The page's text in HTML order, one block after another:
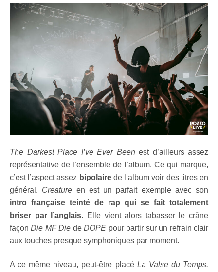
The Darkest Place I’ve Ever Beenest d’ailleurs assez
représentative de l’ensemble de l’album. Ce qui marque,
c’est l’aspect assez bipolairede l’album voir des titres en
général. Creature en est un parfait exemple avec son
intro française teinté de rap qui se fait totalement
briser par l’anglais. Elle vient alors tabasser le crâne
façonDie MF Die deDOPE pour partir sur un refrain clair
aux touches presque symphoniques par moment.
A ce même niveau, peut-être placé La Valse du Temps.